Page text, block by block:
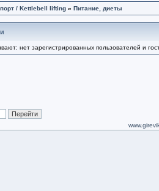
/ Kettlebell lifting » Питание, диеты
нет зарегистрированных пользователей и